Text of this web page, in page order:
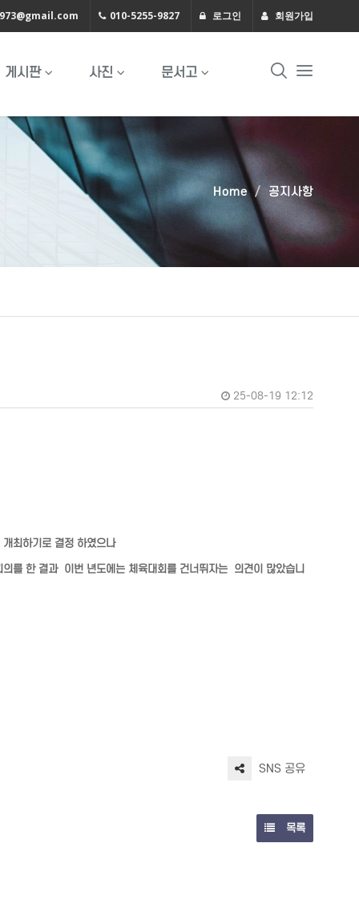
010-5255-9827 로그인 회원가입
게시판 사진 문서고
Home 공지사항
25-08-19 12:12
최하기로 결정 하였으나
를 한 결과 이번 년도에는 체육대회를 건너뛰자는 의견이 많았습니
SNS 공유
목록